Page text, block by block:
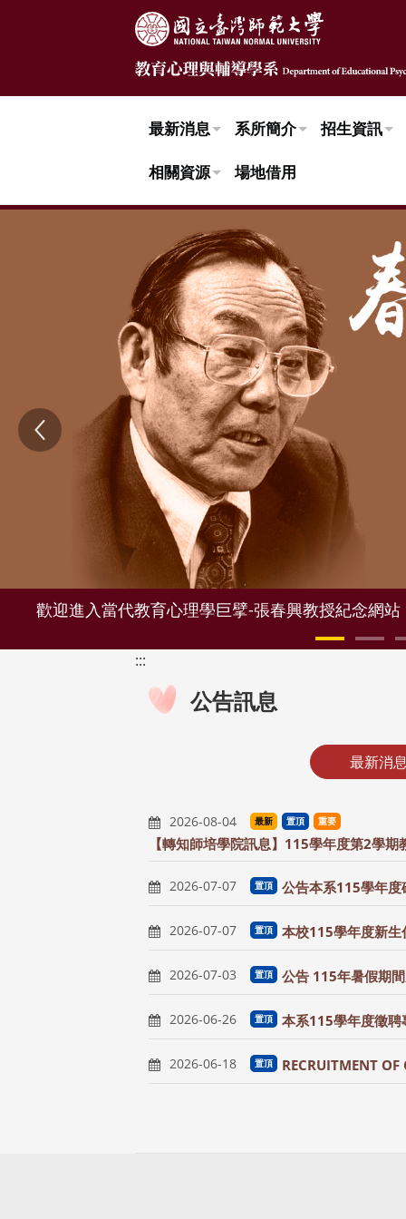
最新消息 系所簡介 招生資訊
相關資源 場地借用
歡迎進入當代教育心理學巨擘-張春興教授紀念網站
Previous
:::
公告訊息
最新消
2026-08-04 最新 置頂 重要
【轉知師培學院訊息】115學年度第2學
2026-07-07 置頂 公告本系115學年
2026-07-07 置頂 本校115學年度新
2026-07-03 置頂 公告 115年暑假期
2026-06-26 置頂 本系115學年度徵
2026-06-18 置頂 RECRUITMENT